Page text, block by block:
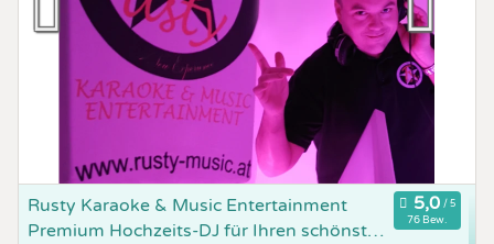
Rusty Karaoke & Music Entertainment
Premium Hochzeits-DJ für Ihren schönsten
76 Bew.